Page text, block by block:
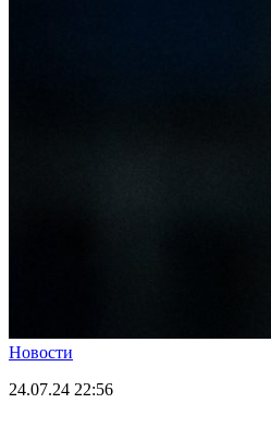
Новости
24.07.24 22:56